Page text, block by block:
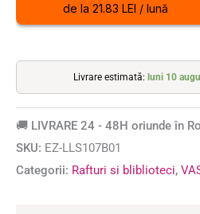
de la 21.83 LEI / lună
Livrare estimată: luni 10
🚚 LIVRARE 24 - 48H oriunde în
SKU: EZ-LLS107B01
Categorii: Rafturi si bliblioteci,